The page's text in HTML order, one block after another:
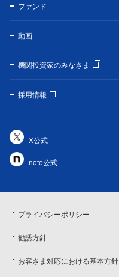
ファンド
動画
機関投資家のみなさま
採用情報
X公式
note公式
プライバシーポリシー
勧誘方針
お客さま対応における基本方針